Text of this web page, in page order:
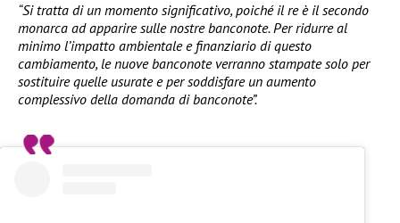
“Si tratta di un momento significativo, poiché il re è il secondo
monarca ad apparire sulle nostre banconote. Per ridurre al
minimo l’impatto ambientale e finanziario di questo
cambiamento, le nuove banconote verranno stampate solo per
sostituire quelle usurate e per soddisfare un aumento
complessivo della domanda di banconote”.